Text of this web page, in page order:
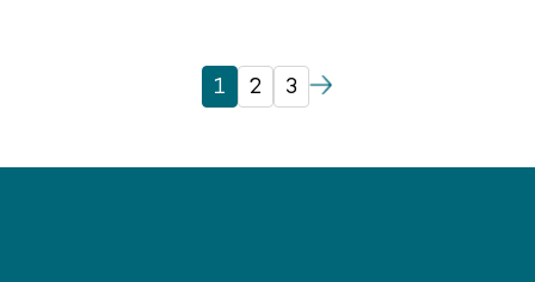
1 2 3